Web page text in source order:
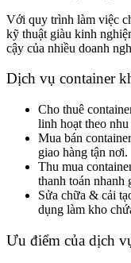
Với quy trình làm việc
kỹ thuật giàu kinh
cậy của nhiều doanh
Dịch vụ container
Cho thuê
linh hoạt theo nhu
Mua bán
giao hàng tận nơi.
Thu mua
thanh toán nhanh
Sửa chữa & cải
dụng làm kho
Ưu điểm của dịch